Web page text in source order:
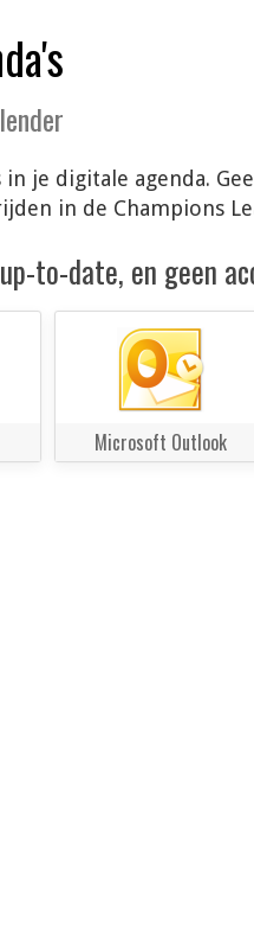
je digitale agenda.
in de Champions
to-date, en geen
Microsoft Outlook